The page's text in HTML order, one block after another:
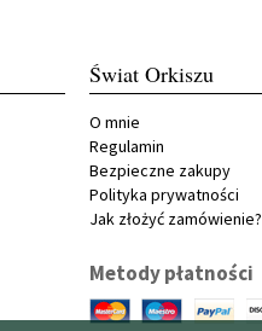
Świat Orkiszu
O mnie
Regulamin
Bezpieczne zakupy
Polityka prywatności
Jak złożyć zamówienie?
Metody płatności